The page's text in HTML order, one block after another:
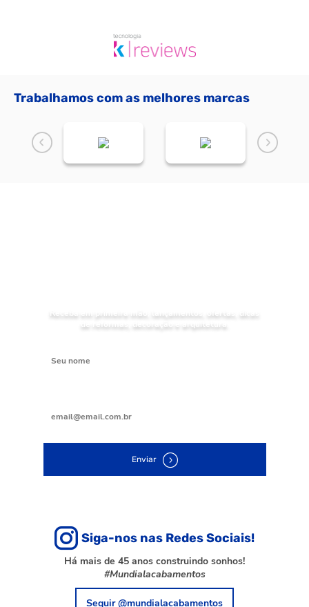
Trabalhamos com as melhores marcas
Receba em primeira mão, lançamentos, ofertas, dicas
de reformas, decoração e arquitetura.
Enviar
Siga-nos nas Redes Sociais!
Há mais de 45 anos construindo sonhos!
#Mundialacabamentos
Seguir @mundialacabamentos